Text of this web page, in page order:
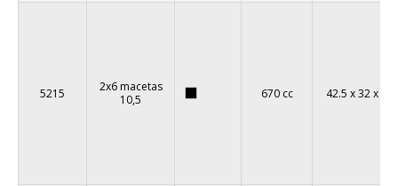
5215
2x6 macetas
10,5
670 cc 42.5 x 32 x 8